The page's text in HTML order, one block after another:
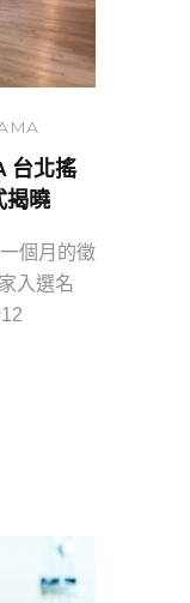
台北搖
揭曉
個月的徵
入選名